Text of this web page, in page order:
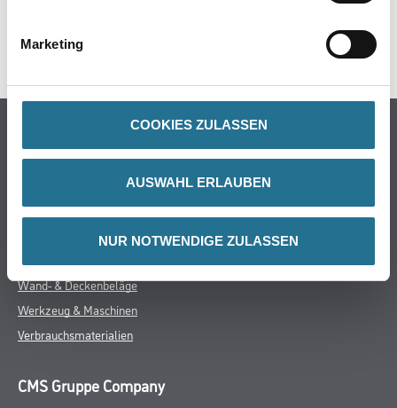
Marketing
COOKIES ZULASSEN
AUSWAHL ERLAUBEN
NUR NOTWENDIGE ZULASSEN
GEFAHRENHINWEISE
Farbe
Trockenbau
Putze- und Spachtelmassen
Wand- & Deckenbeläge
Werkzeug & Maschinen
Verbrauchsmaterialien
CMS Gruppe Company